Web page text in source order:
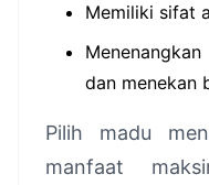
Memiliki sifat
dan menekan
Pilih madu
manfaat